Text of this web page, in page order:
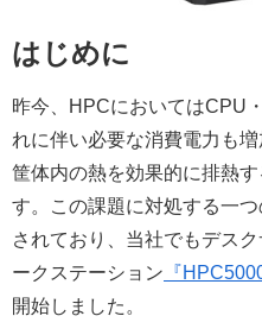
はじめに
昨今、HPCにおいてはCPU
れに伴い必要な消費電力も
筐体内の熱を効果的に排熱
す。この課題に対処する一
されており、当社でもデス
ークステーション 『
開始しました。